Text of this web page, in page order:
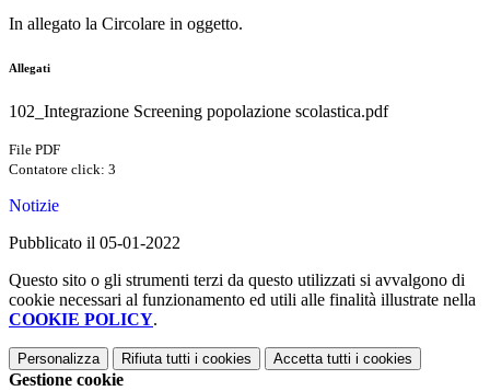
In allegato la Circolare in oggetto.
Allegati
102_Integrazione Screening popolazione scolastica.pdf
File PDF
Contatore click: 3
Notizie
Pubblicato il 05-01-2022
Questo sito o gli strumenti terzi da questo utilizzati si avvalgono di
cookie necessari al funzionamento ed utili alle finalità illustrate nella
COOKIE POLICY.
Personalizza Rifiuta tutti i cookies Accetta tutti i cookies
Gestione cookie